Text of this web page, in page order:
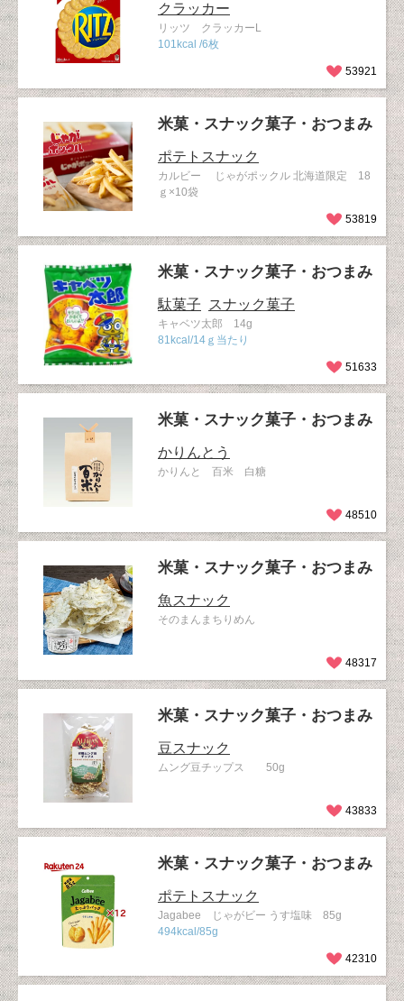
クラッカー
リッツ クラッカーL
101kcal /6枚
53921
米菓・スナック菓子・おつまみ
ポテトスナック
カルビー じゃがポックル 北海道限定 18
ｇ×10袋
53819
米菓・スナック菓子・おつまみ
駄菓子 スナック菓子
キャベツ太郎 14g
81kcal/14ｇ当たり
51633
米菓・スナック菓子・おつまみ
かりんとう
かりんと 百米 白糖
48510
米菓・スナック菓子・おつまみ
魚スナック
そのまんまちりめん
48317
米菓・スナック菓子・おつまみ
豆スナック
ムング豆チップス 50g
43833
米菓・スナック菓子・おつまみ
ポテトスナック
Jagabee じゃがビー うす塩味 85g
494kcal/85g
42310